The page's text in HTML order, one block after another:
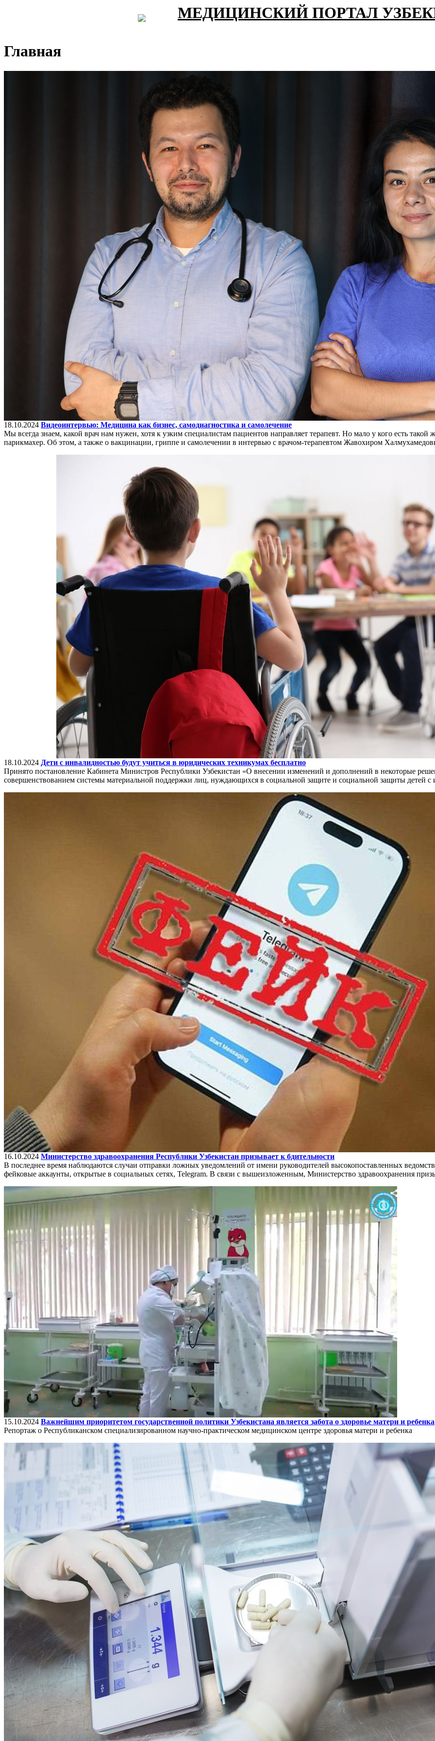
МЕДИЦИНСКИЙ ПОРТАЛ
Главная
18.10.2024 Видеоинтервью: Медицина как бизнес, самодиагностика и самолечение
Мы всегда знаем, какой врач нам нужен, хотя к узким специалистам пациентов направляет терапевт. Но мало у кого есть такой
парикмахер. Об этом, а также о вакцинации, гриппе и самолечении в интервью с врачом-терапевтом Жавохиром
18.10.2024 Дети с инвалидностью будут учиться в юридических техникумах бесплатно
Принято постановление Кабинета Министров Республики Узбекистан «О внесении изменений и дополнений в некоторые
совершенствованием системы материальной поддержки лиц, нуждающихся в социальной защите и социальной защиты детей с
16.10.2024 Министерство здравоохранения Республики Узбекистан призывает к бдительности
В последнее время наблюдаются случаи отправки ложных уведомлений от имени руководителей высокопоставленных
фейковые аккаунты, открытые в социальных сетях, Telegram. В связи с вышеизложенным, Министерство здравоохранения
15.10.2024 Важнейшим приоритетом государственной политики Узбекистана является забота о здоровье матери и ребенка
Репортаж о Республиканском специализированном научно-практическом медицинском центре здоровья матери и ребенка